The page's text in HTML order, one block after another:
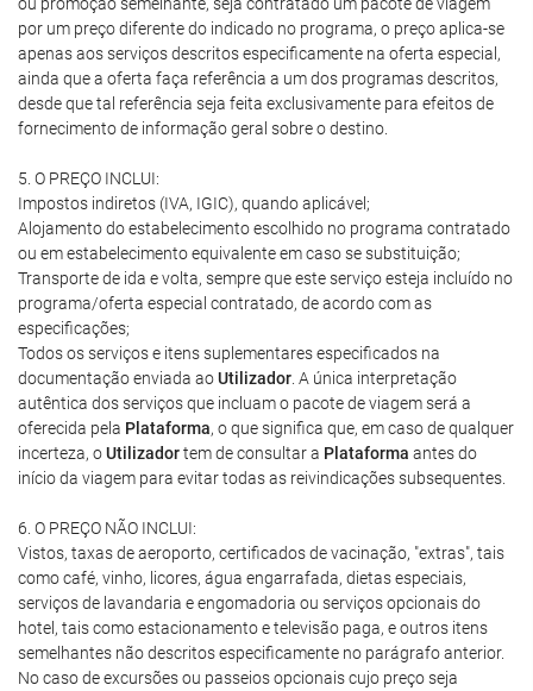
por um preço diferente do indicado no programa, o preço aplica-se
apenas aos serviços descritos especificamente na oferta especial,
ainda que a oferta faça referência a um dos programas descritos,
desde que tal referência seja feita exclusivamente para efeitos de
fornecimento de informação geral sobre o destino.
5. O PREÇO INCLUI:
Impostos indiretos (IVA, IGIC), quando aplicável;
Alojamento do estabelecimento escolhido no programa contratado
ou em estabelecimento equivalente em caso se substituição;
Transporte de ida e volta, sempre que este serviço esteja incluído no
programa/oferta especial contratado, de acordo com as
especificações;
Todos os serviços e itens suplementares especificados na
documentação enviada aoUtilizador . A única interpretação
autêntica dos serviços que incluam o pacote de viagem será a
oferecida pela Plataforma, o que significa que, em caso de qualquer
incerteza, oUtilizadortem de consultar a Plataforma antes do
início da viagem para evitar todas as reivindicações subsequentes.
6. O PREÇO NÃO INCLUI:
Vistos, taxas de aeroporto, certificados de vacinação, "extras", tais
como café, vinho, licores, água engarrafada, dietas especiais,
serviços de lavandaria e engomadoria ou serviços opcionais do
hotel, tais como estacionamento e televisão paga, e outros itens
semelhantes não descritos especificamente no parágrafo anterior.
No caso de excursões ou passeios opcionais cujo preço seja